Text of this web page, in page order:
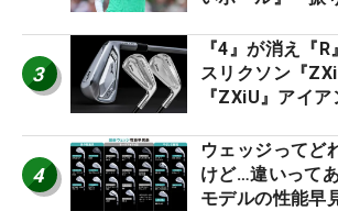
ー』 #女子プ
3
『4』が消え『
スリクソン『
『ZXiU』アイ
4
ウェッジってど
けど…違いって
モデルの性能早